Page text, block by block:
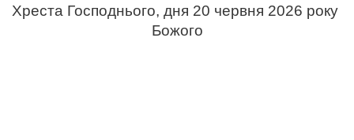
Хреста Господнього, дня 20 червня 2026 року
Божого